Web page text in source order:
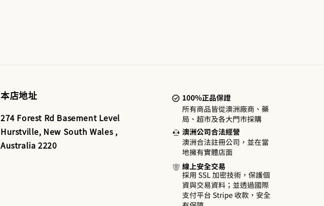
本店地址
274 Forest Rd Basement Level
Hurstville, New South Wales ,
Australia 2220